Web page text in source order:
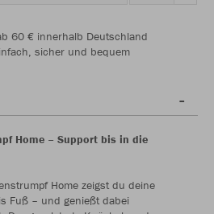
60 € innerhalb Deutschland
sicher und bequem
Home – Support bis in die
Home zeigst du deine
Fuß – und genießt dabei